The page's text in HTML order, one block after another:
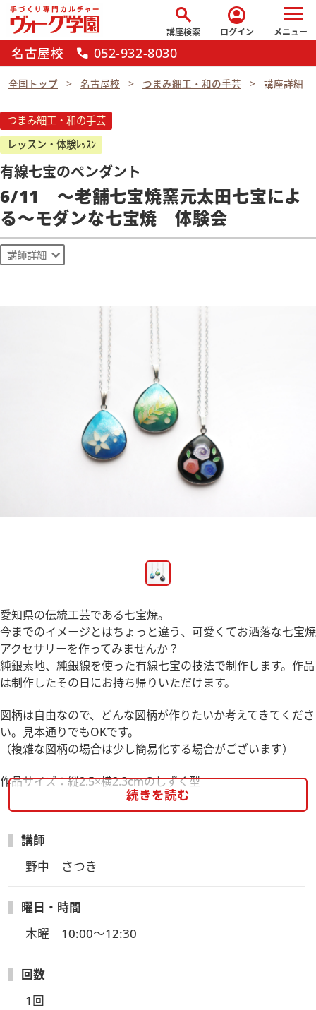
search
講座検索
account_circle
ログイン メニュー
名古屋校 call 052-932-8030
全国トップ 名古屋校 つまみ細工・和の手芸 講座詳細
つまみ細工・和の手芸
レッスン・体験ﾚｯｽﾝ
有線七宝のペンダント
6/11 ～老舗七宝焼窯元太田七宝によ
る～モダンな七宝焼 体験会
講師詳細
愛知県の伝統工芸である七宝焼。
今までのイメージとはちょっと違う、可愛くてお洒落な七宝焼
アクセサリーを作ってみませんか？
純銀素地、純銀線を使った有線七宝の技法で制作します。作品
は制作したその日にお持ち帰りいただけます。
図柄は自由なので、どんな図柄が作りたいか考えてきてくださ
い。見本通りでもOKです。
（複雑な図柄の場合は少し簡易化する場合がございます）
作品サイズ：縦2.5×横2.3cmのしずく型
続きを読む
講師
野中　さつき
曜日・時間
木曜　10:00～12:30
回数
1回